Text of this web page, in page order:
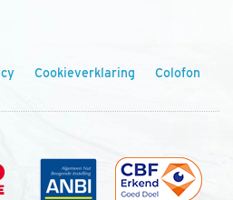
Cookieverklaring Colofon